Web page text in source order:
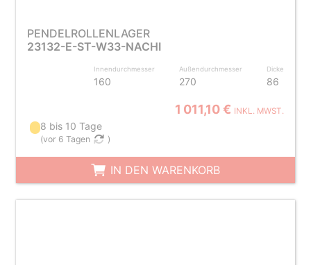
PENDELROLLENLAGER
23132-E-ST-W33-NACHI
Innendurchmesser
160
Außendurchmesser
270
Dicke
86
1 011,10 € INKL. MWST.
8 bis 10 Tage
(vor 6 Tagen )
IN DEN WARENKORB